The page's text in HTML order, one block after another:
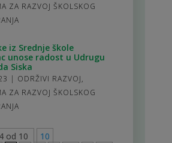
ZA RAZVOJ ŠKOLSKOG
iz Srednje škole
unose radost u Udrugu
Siska
| ODRŽIVI RAZVOJ,
ZA RAZVOJ ŠKOLSKOG
od 10
10